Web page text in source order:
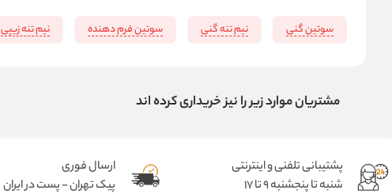
سوتین گنی نیم تنه گنی سوتین فرم دهنده نیم تنه زیپی
مشتریان موارد زیر را نیز خریداری کرده اند
پشتیبانی تلفنی و اینترنتی
شنبه تا پنجشنبه 9 تا 17
ارسال فوری
پیک تهران - پست در ایران